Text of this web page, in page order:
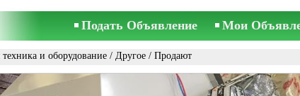
Подать Объявление Мои
и оборудование / Другое / Продают